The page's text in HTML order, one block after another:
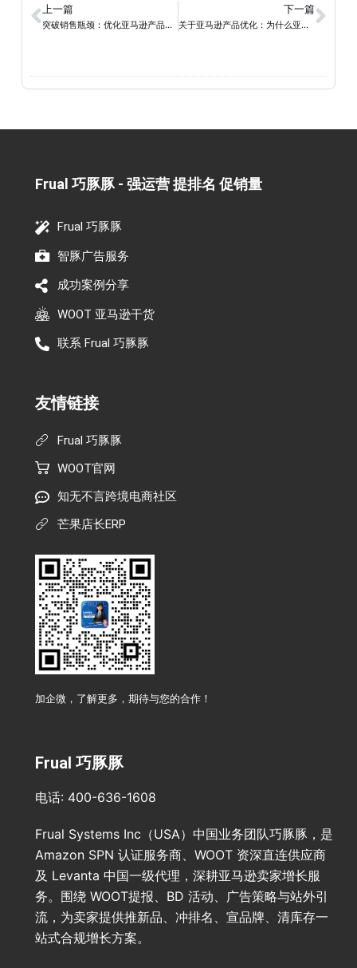
上一篇
突破销售瓶颈：优化亚马逊产品页面与内容，提升转化率
下一篇
关于亚马逊产品优化：为什么亚马逊产品优化对商家来说至关重要
Frual 巧豚豚 - 强运营 提排名 促销量​
Frual 巧豚豚
智豚广告服务
成功案例分享
WOOT 亚马逊干货
联系 Frual 巧豚豚
友情链接
Frual 巧豚豚
WOOT官网
知无不言跨境电商社区
芒果店长ERP
加企微，了解更多，期待与您的合作！
Frual 巧豚豚
电话: 400-636-1608
Frual Systems Inc（USA）中国业务团队巧豚豚，是
Amazon SPN 认证服务商、WOOT 资深直连供应商
及 Levanta 中国一级代理，深耕亚马逊卖家增长服
务。围绕 WOOT提报、BD 活动、广告策略与站外引
流，为卖家提供推新品、冲排名、宣品牌、清库存一
站式合规增长方案。